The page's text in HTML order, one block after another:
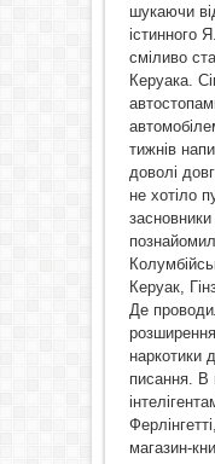
шукаючи
істинного
сміливо
Керуака.
тижнів
доволі
не хотіло
Керуак,
Де
наркотики
писання. В
магазин-